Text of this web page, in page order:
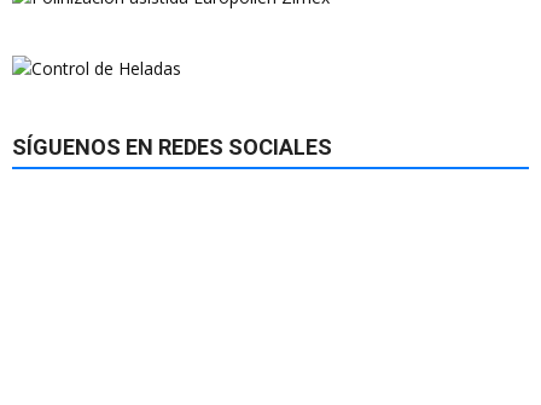
SÍGUENOS EN REDES SOCIALES